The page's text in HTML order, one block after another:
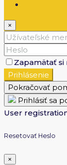
×
Zapamätať si
Prihlásenie
Pokračovať
Prihlásiť sa
User
Resetovať Heslo
×